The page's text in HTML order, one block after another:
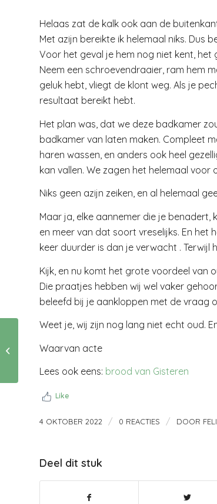
Helaas zat de kalk ook aan de
Met azijn bereikte ik helemaal niks. Dus
Voor het geval je hem nog niet kent, het
Neem een schroevendraaier, ram hem
geluk hebt, vliegt de klont weg. Als je
resultaat bereikt hebt.
Het plan was, dat we deze badkamer
badkamer van laten maken. Compleet
haren wassen, en anders ook heel
kan vallen. We zagen het helemaal voor
Niks geen azijn zeiken, en al helemaal
Maar ja, elke aannemer die je
en meer van dat soort vreselijks. En het
keer duurder is dan je verwacht . Terwijl
Kijk, en nu komt het grote voordeel van
Die praatjes hebben wij wel vaker
beleefd bij je aankloppen met de vraag
Weet je, wij zijn nog lang niet echt oud.
Waarvan acte
Lees ook eens: brood van Gisteren
Like
4 OKTOBER 2022 / 0 REACTIES / DOOR
Deel dit stuk
Guilty pleasure